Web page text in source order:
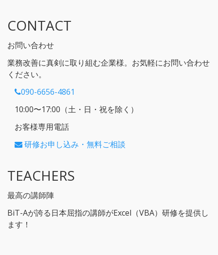
CONTACT
お問い合わせ
業務改善に真剣に取り組む企業様。お気軽にお問い合わせ
ください。
090-6656-4861
10:00〜17:00（土・日・祝を除く）
お客様専用電話
研修お申し込み・無料ご相談
TEACHERS
最高の講師陣
BiT-Aが誇る日本屈指の講師がExcel（VBA）研修を提供し
ます！